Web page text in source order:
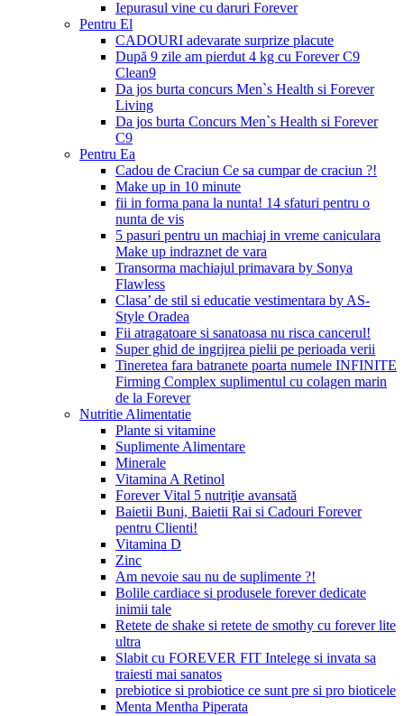
Iepurasul vine cu daruri Forever
Pentru El
CADOURI adevarate surprize placute
După 9 zile am pierdut 4 kg cu Forever C9
Clean9
Da jos burta concurs Men`s Health si Forever
Living
Da jos burta Concurs Men`s Health si Forever
C9
Pentru Ea
Cadou de Craciun Ce sa cumpar de craciun ?!
Make up in 10 minute
fii in forma pana la nunta! 14 sfaturi pentru o
nunta de vis
5 pasuri pentru un machiaj in vreme caniculara
Make up indraznet de vara
Transorma machiajul primavara by Sonya
Flawless
Clasa’ de stil si educatie vestimentara by AS-
Style Oradea
Fii atragatoare si sanatoasa nu risca cancerul!
Super ghid de ingrijrea pielii pe perioada verii
Tineretea fara batranete poarta numele INFINITE
Firming Complex suplimentul cu colagen marin
de la Forever
Nutritie Alimentatie
Plante si vitamine
Suplimente Alimentare
Minerale
Vitamina A Retinol
Forever Vital 5 nutriţie avansată
Baietii Buni, Baietii Rai si Cadouri Forever
pentru Clienti!
Vitamina D
Zinc
Am nevoie sau nu de suplimente ?!
Bolile cardiace si produsele forever dedicate
inimii tale
Retete de shake si retete de smothy cu forever lite
ultra
Slabit cu FOREVER FIT Intelege si invata sa
traiesti mai sanatos
prebiotice si probiotice ce sunt pre si pro bioticele
Menta Mentha Piperata